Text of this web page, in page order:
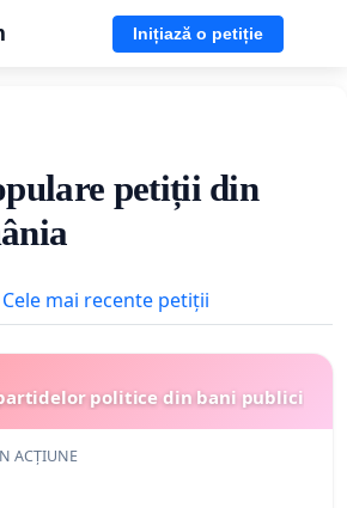
Inițiază o petiție
petiții din
Cele mai recente petiții
politice din bani publici
ACȚIUNE